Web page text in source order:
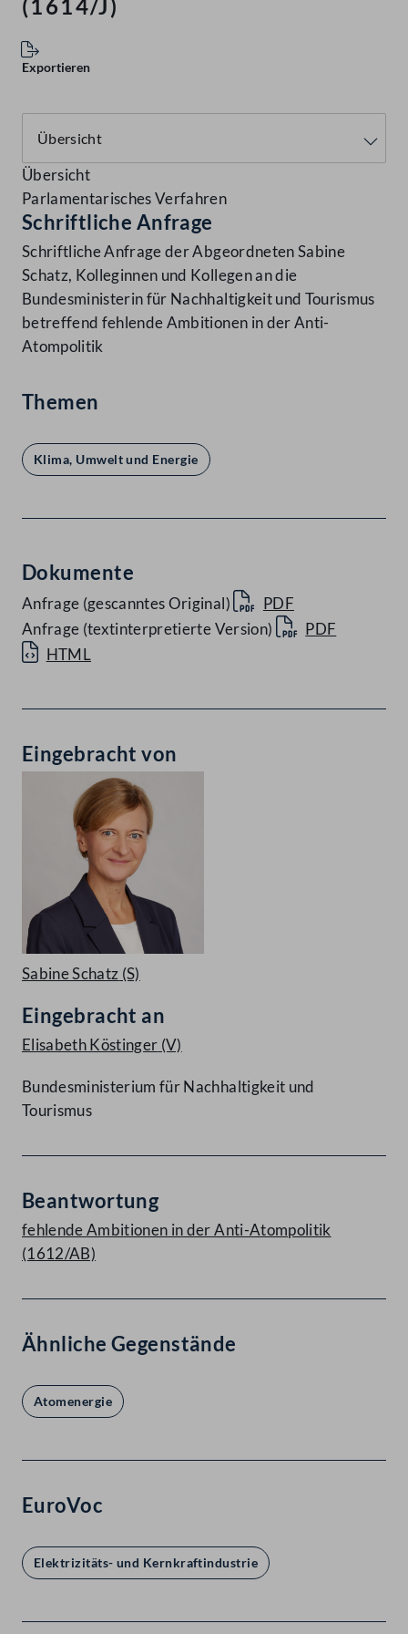
(1614/J)
Exportieren
Übersicht
Parlamentarisches Verfahren
Schriftliche Anfrage
Schriftliche Anfrage der Abgeordneten Sabine
Schatz, Kolleginnen und Kollegen an die
Bundesministerin für Nachhaltigkeit und Tourismus
betreffend fehlende Ambitionen in der Anti-
Atompolitik
Themen
Klima, Umwelt und Energie
Dokumente
Anfrage (gescanntes Original)
PDF
Anfrage (textinterpretierte Version)
PDF
HTML
Eingebracht von
Sabine Schatz (S)
Eingebracht an
Elisabeth Köstinger (V)
Bundesministerium für Nachhaltigkeit und
Tourismus
Beantwortung
fehlende Ambitionen in der Anti-Atompolitik
(1612/AB)
Ähnliche Gegenstände
Atomenergie
EuroVoc
Elektrizitäts- und Kernkraftindustrie